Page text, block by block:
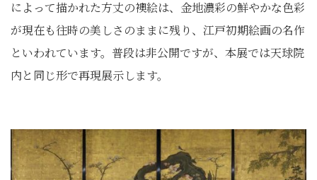
によって描かれた方丈の襖絵は、金地濃彩の鮮やかな色彩
が現在も往時の美しさのままに残り、江戸初期絵画の名作
といわれています。普段は非公開ですが、本展では天球院
内と同じ形で再現展示します。